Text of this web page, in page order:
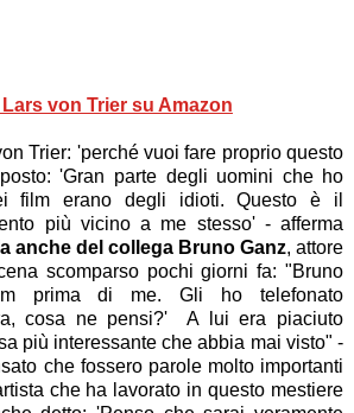
von Trier su Amazon
Trier: 'perché vuoi fare proprio questo
'Gran parte degli uomini che ho
film erano degli idioti. Questo è il
più vicino a me stesso' - afferma
anche del collega Bruno Ganz, attore
scomparso pochi giorni fa: "Bruno
prima di me. Gli ho telefonato
cosa ne pensi?' A lui era piaciuto
più interessante che abbia mai visto" -
che fossero parole molto importanti
che ha lavorato in questo mestiere